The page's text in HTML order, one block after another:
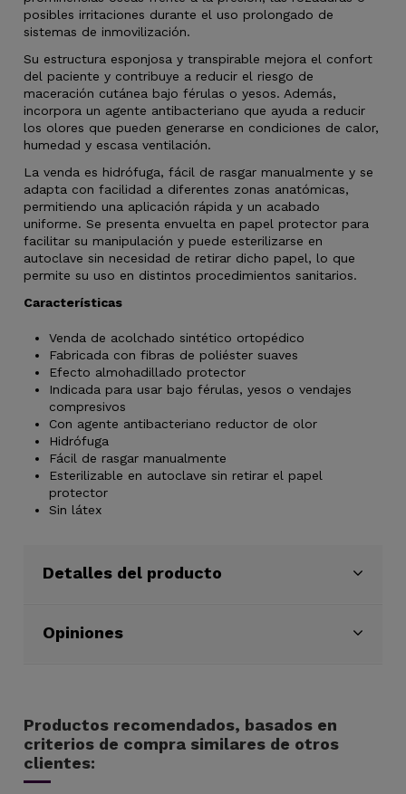
posibles irritaciones durante el uso prolongado de
sistemas de inmovilización.
Su estructura esponjosa y transpirable mejora el confort
del paciente y contribuye a reducir el riesgo de
maceración cutánea bajo férulas o yesos. Además,
incorpora un agente antibacteriano que ayuda a reducir
los olores que pueden generarse en condiciones de calor,
humedad y escasa ventilación.
La venda es hidrófuga, fácil de rasgar manualmente y se
adapta con facilidad a diferentes zonas anatómicas,
permitiendo una aplicación rápida y un acabado
uniforme. Se presenta envuelta en papel protector para
facilitar su manipulación y puede esterilizarse en
autoclave sin necesidad de retirar dicho papel, lo que
permite su uso en distintos procedimientos sanitarios.
Características
Venda de acolchado sintético ortopédico
Fabricada con fibras de poliéster suaves
Efecto almohadillado protector
Indicada para usar bajo férulas, yesos o vendajes
compresivos
Con agente antibacteriano reductor de olor
Hidrófuga
Fácil de rasgar manualmente
Esterilizable en autoclave sin retirar el papel
protector
Sin látex
Detalles del producto
Opiniones
Productos recomendados, basados en
criterios de compra similares de otros
clientes: